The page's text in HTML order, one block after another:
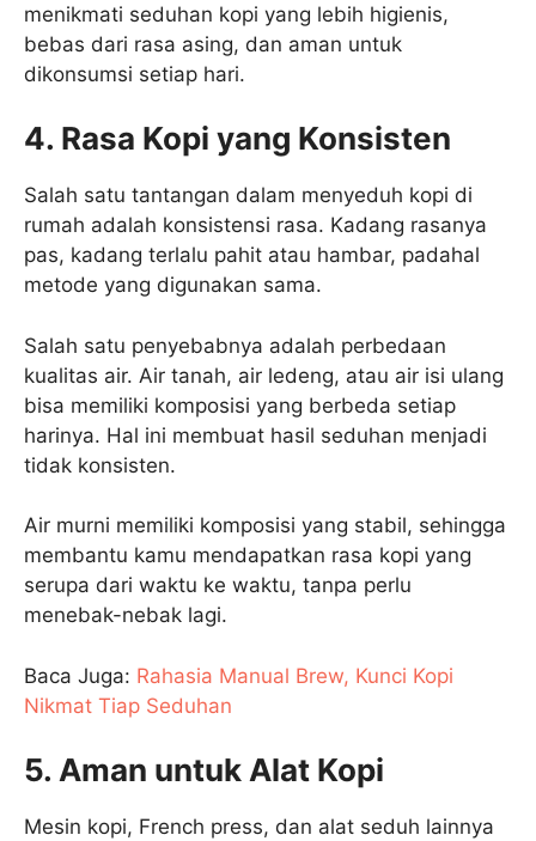
menikmati seduhan kopi yang lebih higienis,
bebas dari rasa asing, dan aman untuk
dikonsumsi setiap hari.
4. Rasa Kopi yang Konsisten
Salah satu tantangan dalam menyeduh kopi di
rumah adalah konsistensi rasa. Kadang rasanya
pas, kadang terlalu pahit atau hambar, padahal
metode yang digunakan sama.
Salah satu penyebabnya adalah perbedaan
kualitas air. Air tanah, air ledeng, atau air isi ulang
bisa memiliki komposisi yang berbeda setiap
harinya. Hal ini membuat hasil seduhan menjadi
tidak konsisten.
Air murni memiliki komposisi yang stabil, sehingga
membantu kamu mendapatkan rasa kopi yang
serupa dari waktu ke waktu, tanpa perlu
menebak-nebak lagi.
Baca Juga: Rahasia Manual Brew, Kunci Kopi
Nikmat Tiap Seduhan
5. Aman untuk Alat Kopi
Mesin kopi, French press, dan alat seduh lainnya